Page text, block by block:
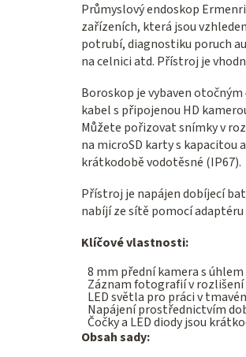
Průmyslový endoskop
zařízeních, která jsou
potrubí, diagnostiku poruch
na celnici atd. Přístroj je
Boroskop je vybaven
kabel s připojenou HD
Můžete pořizovat snímky v
na microSD karty s kapacitou
krátkodobě vodotěsné (IP67).
Přístroj je napájen dobíjecí
nabíjí ze sítě pomocí
Klíčové vlastnosti:
8 mm přední kamera s úhlem
Záznam fotografií v rozlišení
LED světla pro práci v
Napájení prostřednictvím
Čočky a LED diody jsou
Obsah sady: